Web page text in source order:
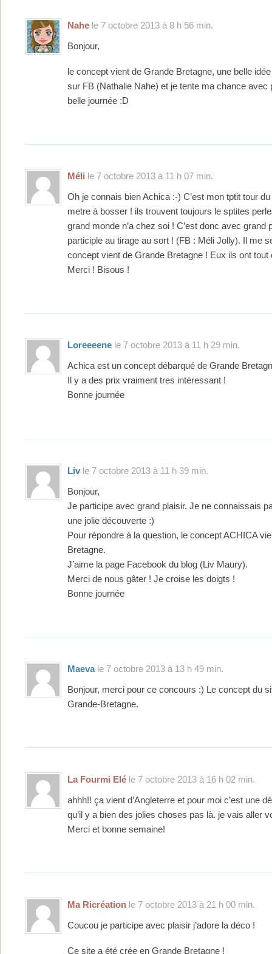
Nahe le 7 octobre 2013 à 8 h 56 min.
Bonjour,
le concept vient de Grande Bretagne, une belle
sur FB (Nathalie Nahe) et je tente ma chance avec
belle journée :D
Méli le 7 octobre 2013 à 11 h 07 min.
Oh je connais bien Achica :-) C’est mon tptit tour
metre à bosser ! ils trouvent toujours le sptites
grand monde n’a chez soi ! C’est donc avec grand
participle au tirage au sort ! (FB : Méli Jolly). Il me
concept vient de Grande Bretagne ! Eux ils ont tout
Merci ! Bisous !
Loreeeene le 7 octobre 2013 à 11 h 29 min.
Achica est un concept débarqué de Grande
Il y a des prix vraiment tres intéressant !
Bonne journée
Liv le 7 octobre 2013 à 11 h 39 min.
Bonjour,
Je participe avec grand plaisir. Je ne connaissais
une jolie découverte :)
Pour répondre à la question, le concept ACHICA
Bretagne.
J’aime la page Facebook du blog (Liv Maury).
Merci de nous gâter ! Je croise les doigts !
Bonne journée
Maevale 7 octobre 2013 à 13 h 49 min.
Bonjour, merci pour ce concours :) Le concept du
Grande-Bretagne.
La Fourmi Elé le 7 octobre 2013 à 16 h 02 min.
ahhh!! ça vient d’Angleterre et pour moi c’est une
qu’il y a bien des jolies choses pas là. je vais aller
Merci et bonne semaine!
Ma Ricréation le 7 octobre 2013 à 21 h 00 min.
Coucou je participe avec plaisir j’adore la déco !
Ce site a été crée en Grande Bretagne !